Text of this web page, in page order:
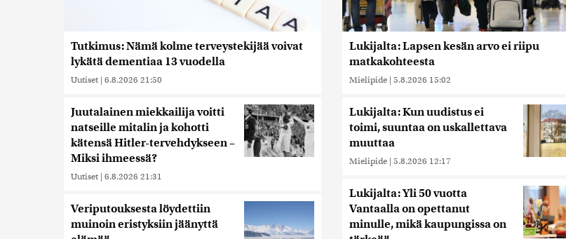
Tutkimus: Nämä kolme terveystekijää voivat
lykätä dementiaa 13 vuodella
Uutiset | 6.8.2026 21:50
Juutalainen miekkailija voitti
natseille mitalin ja kohotti
kätensä Hitler-tervehdykseen –
Miksi ihmeessä?
Uutiset | 6.8.2026 21:31
Veriputouksesta löydettiin
muinoin eristyksiin jäänyttä
Lukijalta: Lapsen kesän arvo ei riipu
matkakohteesta
Mielipide | 5.8.2026 15:02
Lukijalta: Kun uudistus ei
toimi, suuntaa on uskallettava
muuttaa
Mielipide | 5.8.2026 12:17
Lukijalta: Yli 50 vuotta
Vantaalla on opettanut
minulle, mikä kaupungissa on